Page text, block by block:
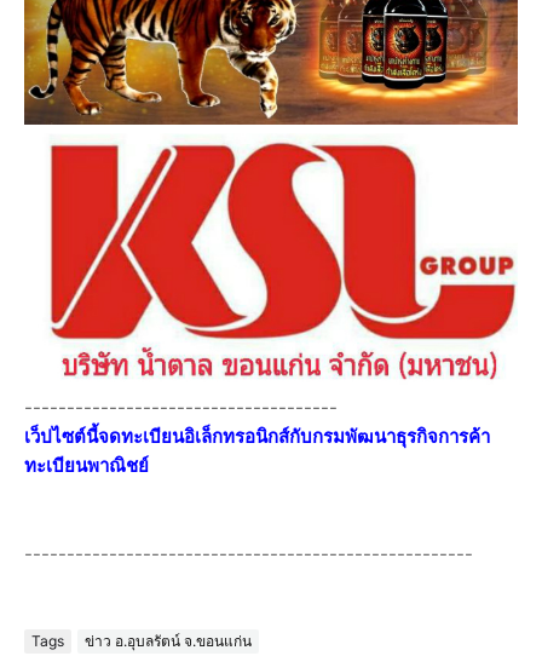
-------------------------------------
เว็ปไซต์นี้จดทะเบียนอิเล็กทรอนิกส์กับกรมพัฒนาธุรกิจการค้า
ทะเบียนพาณิชย์
-----------------------------------------------------
Tags ข่าว อ.อุบลรัตน์ จ.ขอนแก่น